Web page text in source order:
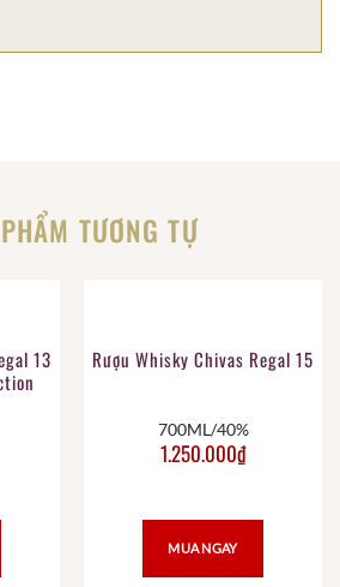
TƯƠNG TỰ
13
Rượu Whisky Chivas Regal 15
700ML/40%
1.250.000₫
MUA NGAY